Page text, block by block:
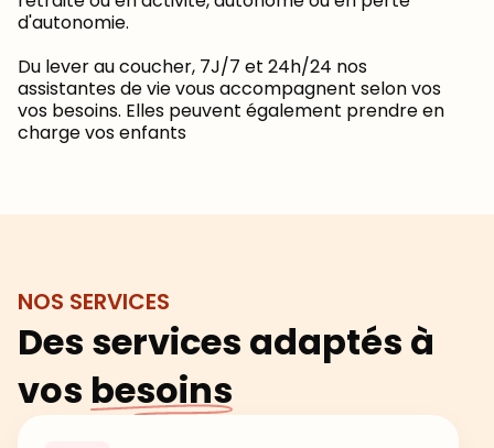
d'autonomie.
Du lever au coucher, 7J/7 et 24h/24 nos
assistantes de vie vous accompagnent selon vos
vos besoins. Elles peuvent également prendre en
charge vos enfants
NOS SERVICES
Des services adaptés à
vos besoins